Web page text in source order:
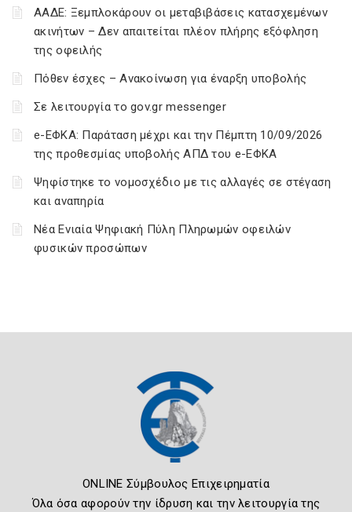
ΑΑΔΕ: Ξεμπλοκάρουν οι μεταβιβάσεις κατασχεμένων
ακινήτων – Δεν απαιτείται πλέον πλήρης εξόφληση
της οφειλής
Πόθεν έσχες – Ανακοίνωση για έναρξη υποβολής
Σε λειτουργία το gov.gr messenger
e-ΕΦΚΑ: Παράταση μέχρι και την Πέμπτη 10/09/2026
της προθεσμίας υποβολής ΑΠΔ του e-ΕΦΚΑ
Ψηφίστηκε το νομοσχέδιο με τις αλλαγές σε στέγαση
και αναπηρία
Νέα Ενιαία Ψηφιακή Πύλη Πληρωμών οφειλών
φυσικών προσώπων
ONLINE Σύμβουλος Επιχειρηματία
Όλα όσα αφορούν την ίδρυση και την λειτουργία της